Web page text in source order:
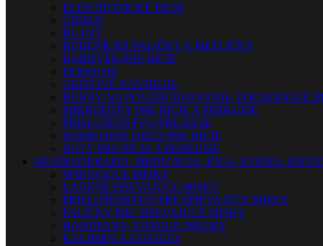
ELEKTRONICKÉ BICIE
ČINELY
BLANY
BUBENÍCKE PALIČKY A METLIČKY
HARDVÉR PRE BICIE
PERKUSIE
ORFFOVÉ NÁSTROJE
BUBNY NA POVZBUDZOVANIE, POCHODOVÉ
MIKROFÓNY PRE BICIE A PERKUSIE
PRÍSLUŠENSTVO PRE BICIE
NÁHRADNÉ DIELY PRE BICIE
NOTY PRE BICIE A PERKUSIE
MUZIKOTERAPIA, MEDITÁCIA, JOGA, ETHNO,
SPIEVAJÚCE MISKY
LADENÉ SPIEVAJÚCE MISKY
PRISLUŠENSTVO PRE SPIEVAJÚCE MISKY
PALIČKY PRE SPIEVAJÚCE MISKY
HANDPANY, TONGUE DRUMY
KALIMBY A SANSULY